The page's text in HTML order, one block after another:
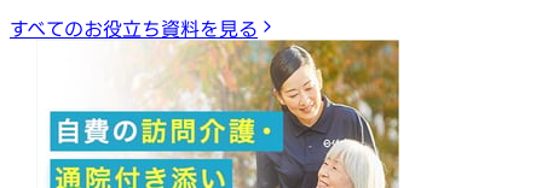
すべてのお役立ち資料を見る